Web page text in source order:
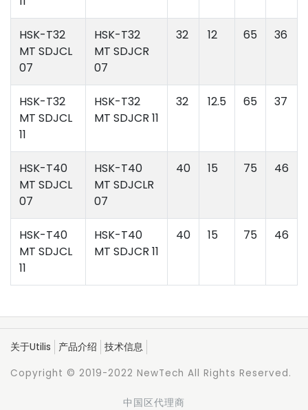
HSK-T32
MT SDJCL
07
HSK-T32
MT SDJCR
07
32 12 65 36
HSK-T32
MT SDJCL
11
HSK-T32
MT SDJCR 11
32 12.5 65 37
HSK-T40
MT SDJCL
07
HSK-T40
MT SDJCLR
07
40 15 75 46
HSK-T40
MT SDJCL
11
HSK-T40
MT SDJCR 11
40 15 75 46
关于Utilis 产品介绍 技术信息
Copyright © 2019-2022 NewTech All Rights Reserved.
中国区代理商